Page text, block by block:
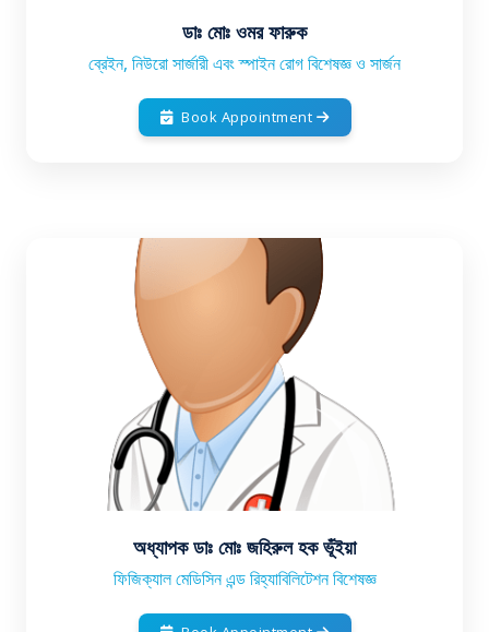
ডাঃ মোঃ ওমর ফারুক
ব্রেইন, নিউরো সার্জারী এবং স্পাইন রোগ বিশেষজ্ঞ ও সার্জন
Book Appointment
অধ্যাপক ডাঃ মোঃ জহিরুল হক ভূঁইয়া
ফিজিক্যাল মেডিসিন এন্ড রিহ্যাবিলিটেশন বিশেষজ্ঞ